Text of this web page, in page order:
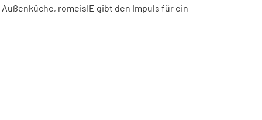
romeisIE gibt den Impuls für ein